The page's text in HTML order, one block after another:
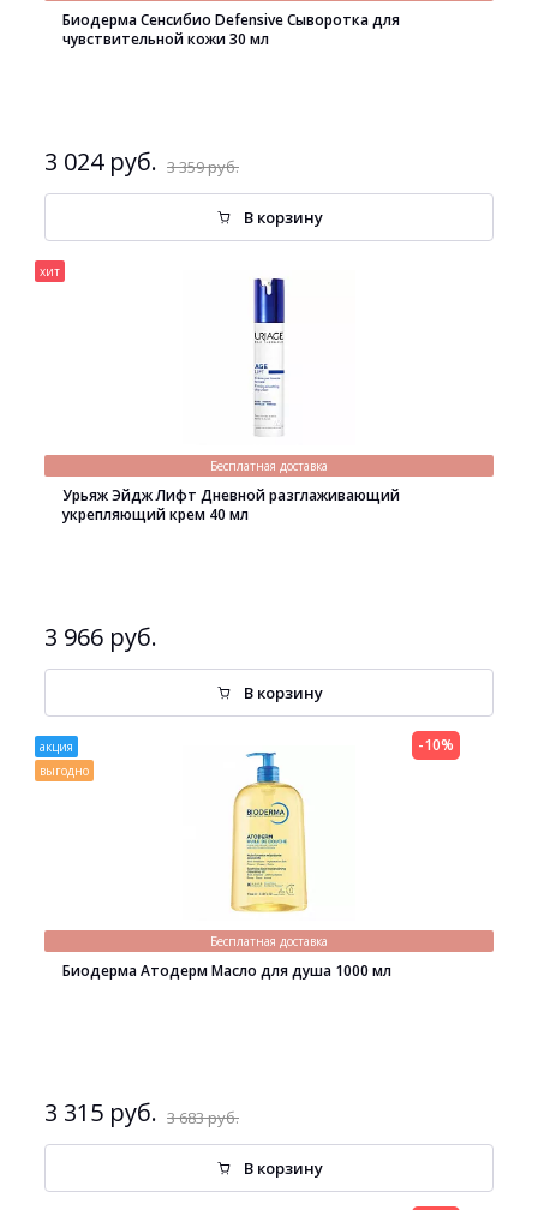
Биодерма Сенсибио Defensive Сыворотка для
чувствительной кожи 30 мл
3 024 руб. 3 359 руб.
В корзину
хит
Бесплатная доставка
Урьяж Эйдж Лифт Дневной разглаживающий
укрепляющий крем 40 мл
3 966 руб.
В корзину
акция
выгодно
Бесплатная доставка
Биодерма Атодерм Масло для душа 1000 мл
3 315 руб. 3 683 руб.
-10%
В корзину